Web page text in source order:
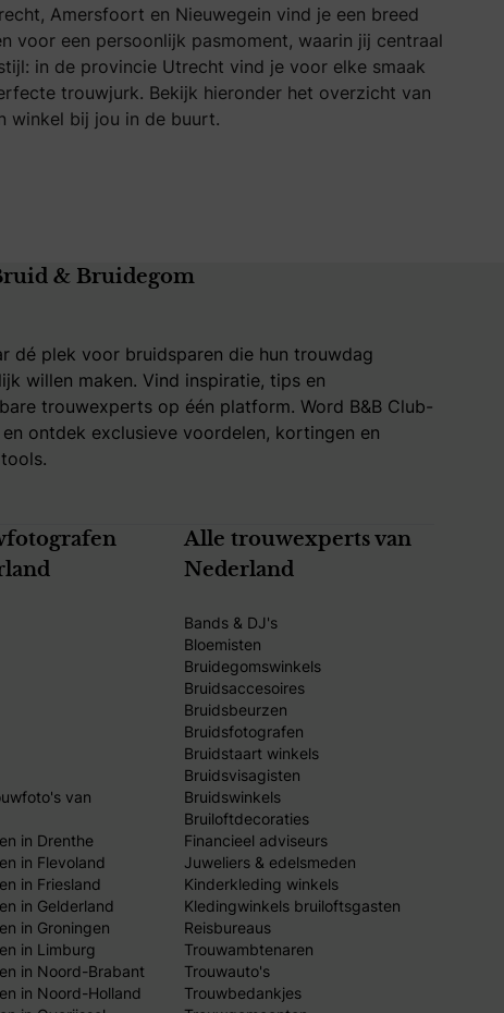
Amersfoort en Nieuwegein vind je een breed
voor een persoonlijk pasmoment, waarin jij centraal
in de provincie Utrecht vind je voor elke smaak
trouwjurk. Bekijk hieronder het overzicht van
winkel bij jou in de buurt.
& Bruidegom
dé plek voor bruidsparen die hun trouwdag
willen maken. Vind inspiratie, tips en
trouwexperts op één platform. Word B&B Club-
ontdek exclusieve voordelen, kortingen en
van
in Drenthe
in Flevoland
in Friesland
in Gelderland
in Groningen
in Limburg
in Noord-Brabant
in Noord-Holland
Alle trouwexperts van
Nederland
Bands & DJ's
Bloemisten
Bruidegomswinkels
Bruidsaccesoires
Bruidsbeurzen
Bruidsfotografen
Bruidstaart winkels
Bruidsvisagisten
Bruidswinkels
Bruiloftdecoraties
Financieel adviseurs
Juweliers & edelsmeden
Kinderkleding winkels
Kledingwinkels bruiloftsgasten
Reisbureaus
Trouwambtenaren
Trouwauto's
Trouwbedankjes